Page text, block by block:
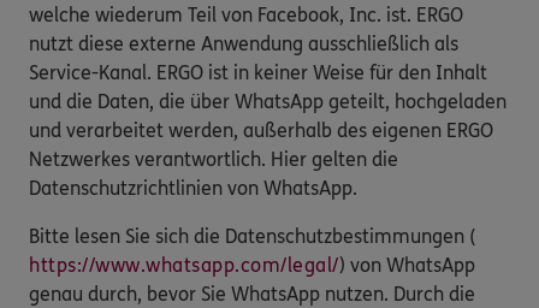
welche wiederum Teil von Facebook, Inc. ist. ERGO
nutzt diese externe Anwendung ausschließlich als
Service-Kanal. ERGO ist in keiner Weise für den Inhalt
und die Daten, die über WhatsApp geteilt, hochgeladen
und verarbeitet werden, außerhalb des eigenen ERGO
Netzwerkes verantwortlich. Hier gelten die
Datenschutzrichtlinien von WhatsApp.
Bitte lesen Sie sich die Datenschutzbestimmungen (
https://www.whatsapp.com/legal/) von WhatsApp
genau durch, bevor Sie WhatsApp nutzen. Durch die